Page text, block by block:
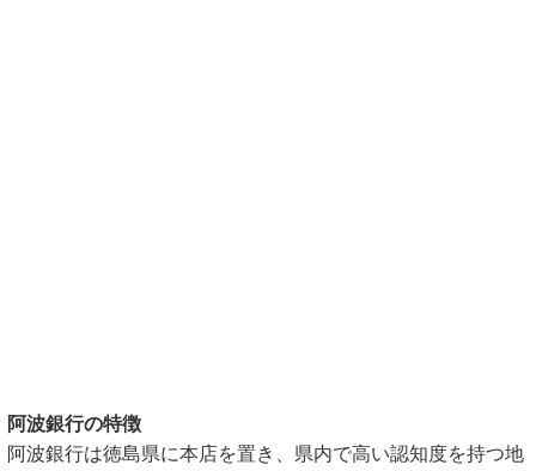
阿波銀行の特徴
阿波銀行は徳島県に本店を置き、県内で高い認知度を持つ地